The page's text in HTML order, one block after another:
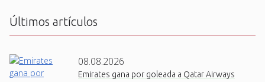
Últimos artículos
08.08.2026
Emirates gana por goleada a Qatar Airways